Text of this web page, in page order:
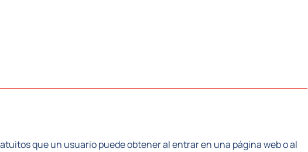
que un usuario puede obtener al entrar en una página web o al